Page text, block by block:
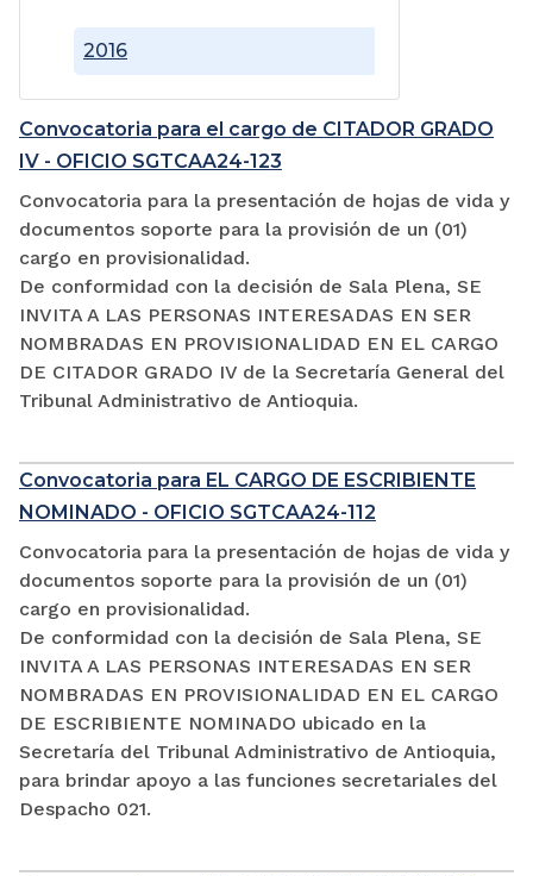
2016
Convocatoria para el cargo de CITADOR GRADO
IV - OFICIO SGTCAA24-123
Convocatoria para la presentación de hojas de vida y
documentos soporte para la provisión de un (01)
cargo en provisionalidad.
De conformidad con la decisión de Sala Plena, SE
INVITA A LAS PERSONAS INTERESADAS EN SER
NOMBRADAS EN PROVISIONALIDAD EN EL CARGO
DE CITADOR GRADO IV de la Secretaría General del
Tribunal Administrativo de Antioquia.
Convocatoria para EL CARGO DE ESCRIBIENTE
NOMINADO - OFICIO SGTCAA24-112
Convocatoria para la presentación de hojas de vida y
documentos soporte para la provisión de un (01)
cargo en provisionalidad.
De conformidad con la decisión de Sala Plena, SE
INVITA A LAS PERSONAS INTERESADAS EN SER
NOMBRADAS EN PROVISIONALIDAD EN EL CARGO
DE ESCRIBIENTE NOMINADO ubicado en la
Secretaría del Tribunal Administrativo de Antioquia,
para brindar apoyo a las funciones secretariales del
Despacho 021.